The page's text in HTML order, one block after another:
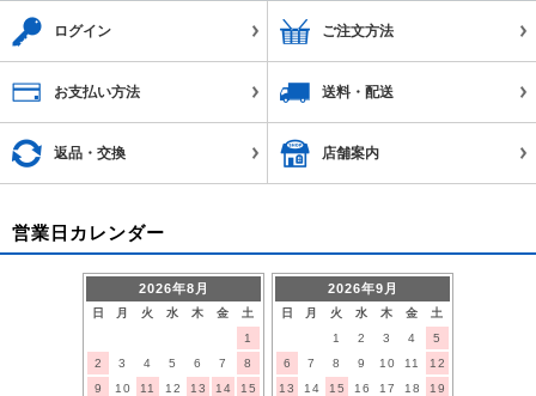
ログイン ご注文方法
お支払い方法 送料・配送
返品・交換 店舗案内
営業日カレンダー
2026年8月
日 月 火 水 木 金
土
1
2
3 4 5 6 7
8
9
10 11 12 13 14
15
2026年9月
日 月 火 水 木 金
土
1
2 3 4
5
6
7 8 9 10 11
12
13
14 15 16 17 18
19